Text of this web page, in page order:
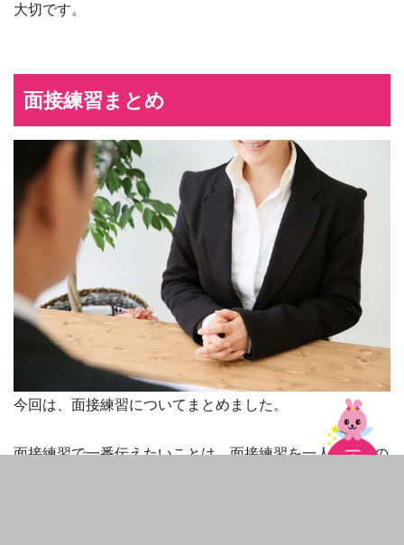
大切です。
面接練習まとめ
今回は、面接練習についてまとめました。
面接練習で一番伝えたいことは、面接練習を一人でするの